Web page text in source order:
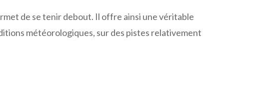
de se tenir debout. Il offre ainsi une véritable
météorologiques, sur des pistes relativement